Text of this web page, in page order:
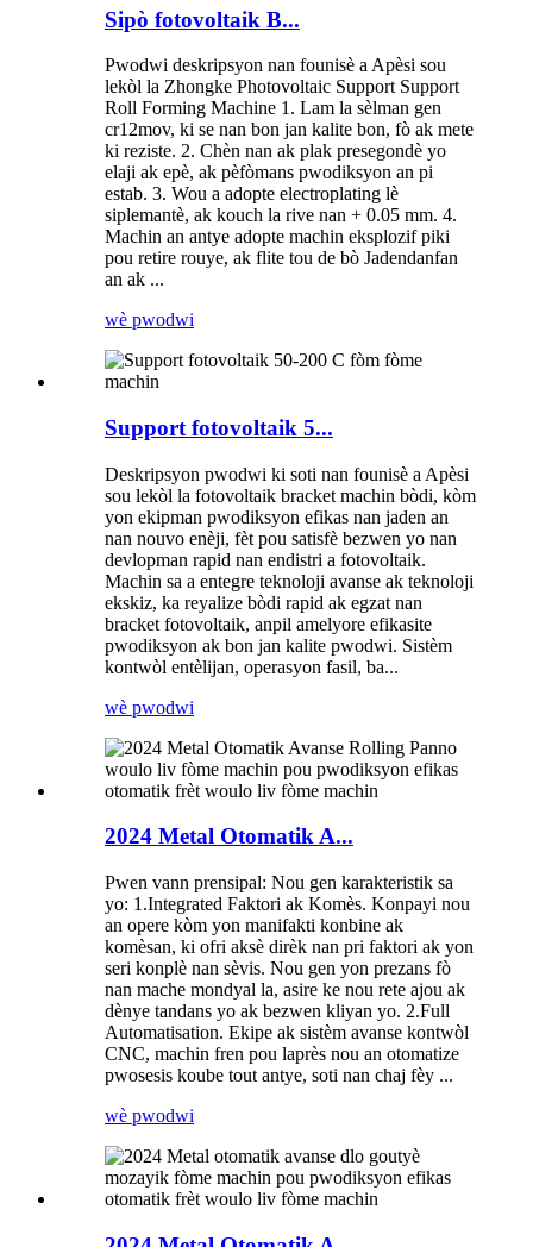
Sipò fotovoltaik B...
Pwodwi deskripsyon nan founisè a Apèsi sou
lekòl la Zhongke Photovoltaic Support Support
Roll Forming Machine 1. Lam la sèlman gen
cr12mov, ki se nan bon jan kalite bon, fò ak mete
ki reziste. 2. Chèn nan ak plak presegondè yo
elaji ak epè, ak pèfòmans pwodiksyon an pi
estab. 3. Wou a adopte electroplating lè
siplemantè, ak kouch la rive nan + 0.05 mm. 4.
Machin an antye adopte machin eksplozif piki
pou retire rouye, ak flite tou de bò Jadendanfan
an ak ...
wè pwodwi
Support fotovoltaik 5...
Deskripsyon pwodwi ki soti nan founisè a Apèsi
sou lekòl la fotovoltaik bracket machin bòdi, kòm
yon ekipman pwodiksyon efikas nan jaden an
nan nouvo enèji, fèt pou satisfè bezwen yo nan
devlopman rapid nan endistri a fotovoltaik.
Machin sa a entegre teknoloji avanse ak teknoloji
ekskiz, ka reyalize bòdi rapid ak egzat nan
bracket fotovoltaik, anpil amelyore efikasite
pwodiksyon ak bon jan kalite pwodwi. Sistèm
kontwòl entèlijan, operasyon fasil, ba...
wè pwodwi
2024 Metal Otomatik A...
Pwen vann prensipal: Nou gen karakteristik sa
yo: 1.Integrated Faktori ak Komès. Konpayi nou
an opere kòm yon manifakti konbine ak
komèsan, ki ofri aksè dirèk nan pri faktori ak yon
seri konplè nan sèvis. Nou gen yon prezans fò
nan mache mondyal la, asire ke nou rete ajou ak
dènye tandans yo ak bezwen kliyan yo. 2.Full
Automatisation. Ekipe ak sistèm avanse kontwòl
CNC, machin fren pou laprès nou an otomatize
pwosesis koube tout antye, soti nan chaj fèy ...
wè pwodwi